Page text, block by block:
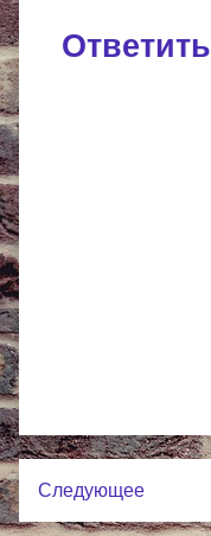
Ответить
Следующее